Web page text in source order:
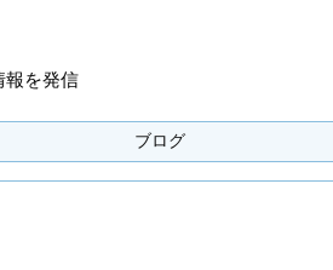
報を発信
ブログ